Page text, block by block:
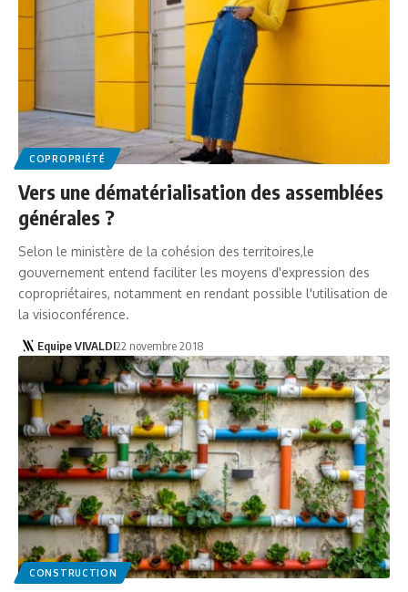
COPROPRIÉTÉ
Vers une dématérialisation des assemblées
générales ?
Selon le ministère de la cohésion des territoires,le
gouvernement entend faciliter les moyens d'expression des
copropriétaires, notamment en rendant possible l'utilisation de
la visioconférence.
Equipe VIVALDI22 novembre 2018
CONSTRUCTION